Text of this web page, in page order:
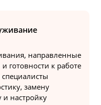
направленные
готовности к работе
замену
и настройку